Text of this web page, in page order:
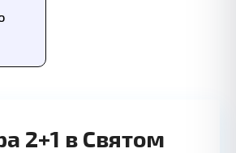
2+1 в Святом